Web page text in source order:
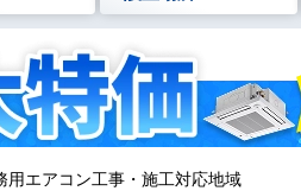
用エアコン工事・施工対応地域